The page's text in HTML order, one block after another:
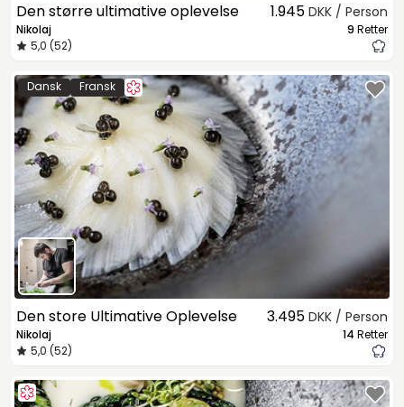
Den større ultimative oplevelse
Nikolaj
5,0 (52)
1.945 DKK / Person
9 Retter
Dansk Fransk
Den store Ultimative Oplevelse
Nikolaj
5,0 (52)
3.495 DKK / Person
14 Retter